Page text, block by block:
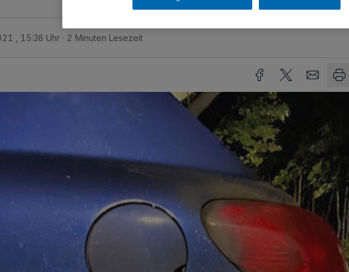
, 15:38 Uhr 2 Minuten Lesezeit